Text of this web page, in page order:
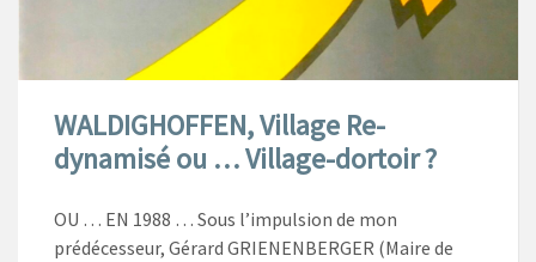
WALDIGHOFFEN, Village Re-
dynamisé ou … Village-dortoir ?
OU … EN 1988 … Sous l’impulsion de mon
prédécesseur, Gérard GRIENENBERGER (Maire de